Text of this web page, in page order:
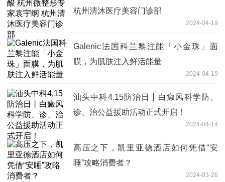
杭州清沐医疗美容门诊部
2024-04-19
Galenic法国科兰黎注能「小金珠」面
膜，为肌肤注入鲜活能量
2024-04-19
汕头中科4.15防治日丨白癜风科学防、
诊、治公益援助活动正式开启！
2024-04-14
高压之下，凯里亚德酒店如何凭借“安
睡”攻略消费者？
2024-03-26